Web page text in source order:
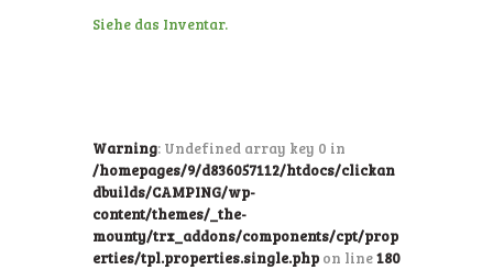
Siehe das Inventar.
Warning: Undefined array key 0 in
/homepages/9/d836057112/htdocs/clickan
dbuilds/CAMPING/wp-
content/themes/_the-
mounty/trx_addons/components/cpt/prop
erties/tpl.properties.single.php on line180